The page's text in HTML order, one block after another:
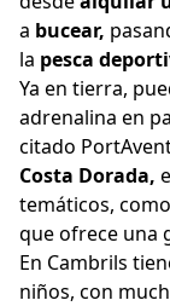
a bucear,
la pesca
Ya en tierra,
adrenalina en
citado
Costa Dorada,
temáticos,
que ofrece una
En Cambrils
niños, con